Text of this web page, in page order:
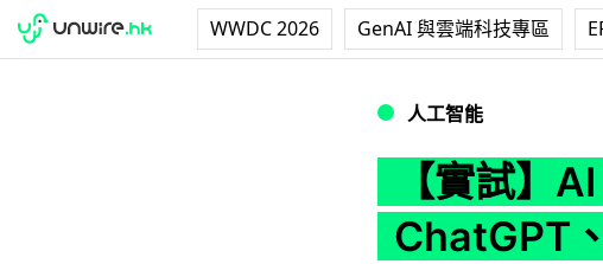
WWDC 2026 GenAI 與雲端科技專區
人工智能
【實試】
ChatGPT